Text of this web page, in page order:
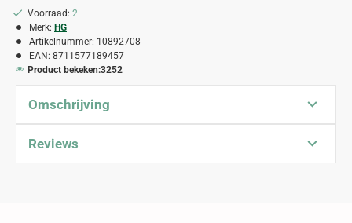
Voorraad: 2
Merk: HG
Artikelnummer: 10892708
EAN: 8711577189457
Product bekeken:3252
Omschrijving
Reviews